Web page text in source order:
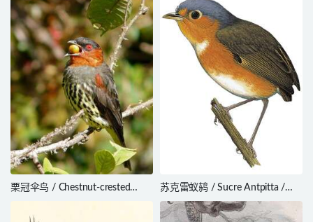
栗冠伞鸟 / Chestnut-crested
Cotinga / Ampelion rufaxilla
苏克雷蚁鸫 / Sucre Antpitta /
Grallaricula cumanensis